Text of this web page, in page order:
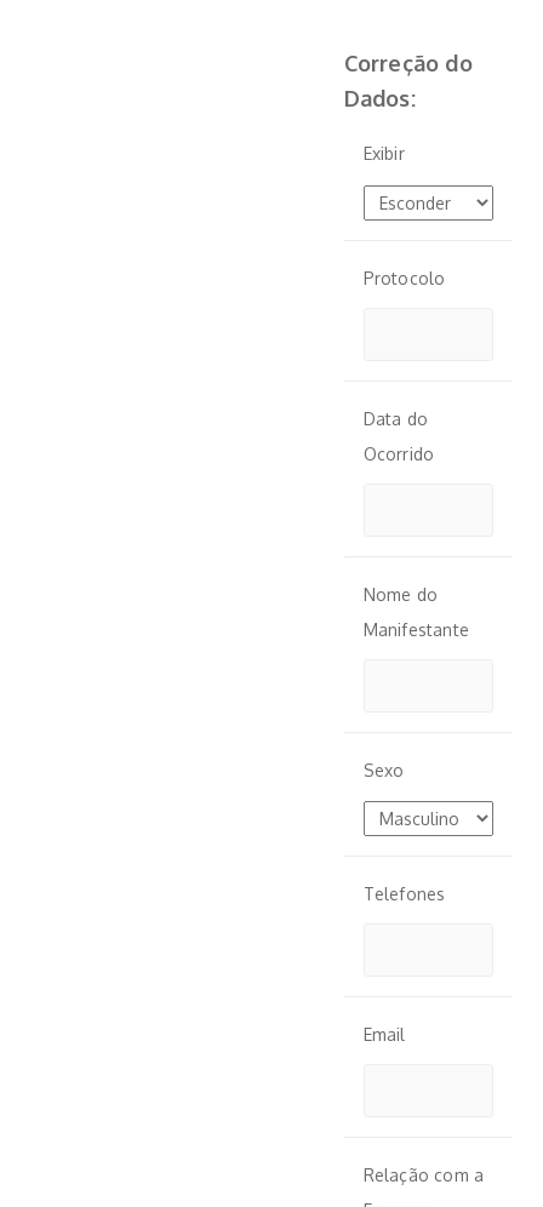
Correção do
Dados:
Exibir
Protocolo
Data do
Ocorrido
Nome do
Manifestante
Sexo
Telefones
Email
Relação com a